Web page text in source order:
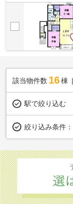
該当物件数 16棟
駅で絞り込む
絞り込み条件：